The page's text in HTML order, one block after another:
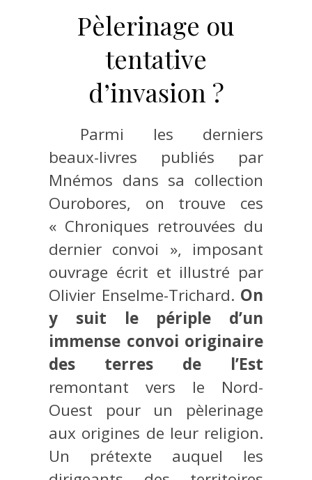
Pèlerinage ou
tentative
d’invasion ?
Parmi les derniers
beaux-livres publiés par
Mnémos dans sa collection
Ourobores, on trouve ces
« Chroniques retrouvées du
dernier convoi », imposant
ouvrage écrit et illustré par
Olivier Enselme-Trichard. On
y suit le périple d’un
immense convoi originaire
des terres de l’Est
remontant vers le Nord-
Ouest pour un pèlerinage
aux origines de leur religion.
Un prétexte auquel les